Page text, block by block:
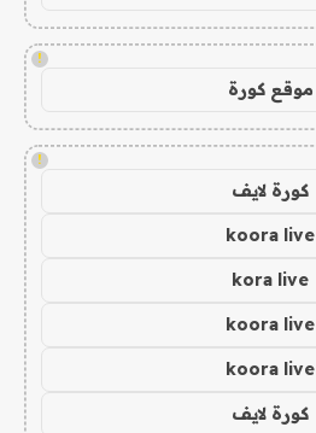
!
موقع كورة
!
كورة لايف
koora live
kora live
koora live
koora live
كورة لايف